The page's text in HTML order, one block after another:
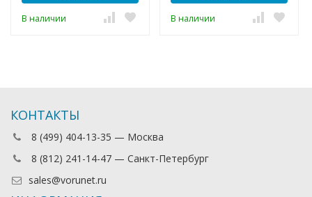
В наличии В наличии
КОНТАКТЫ
8 (499) 404-13-35 — Москва
8 (812) 241-14-47 — Санкт-Петербург
sales@vorunet.ru